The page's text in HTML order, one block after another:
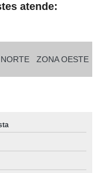
atende:
ZONA OESTE